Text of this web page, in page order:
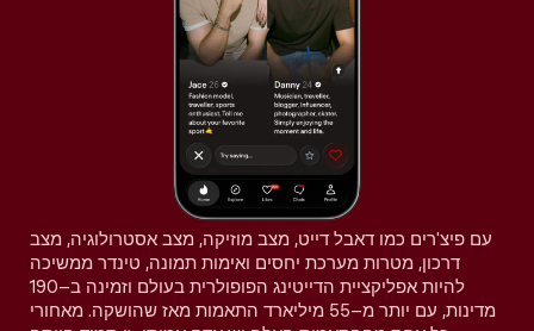
עם פיצ'רים כמו דאבל דייט, מצב מוזיקה, מצב אסטרולוגיה, מצב
דרכון, מטרות מערכת יחסים ואימות תמונה, טינדר ממשיכה
להיות אפליקציית הדייטינג הפופולרית בעולם וזמינה ב–190
מדינות, עם יותר מ–55 מיליארד התאמות מאז שהושקה. מאחורי